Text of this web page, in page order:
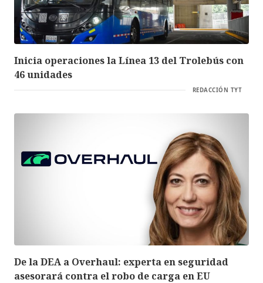
Inicia operaciones la Línea 13 del Trolebús con
46 unidades
REDACCIÓN TYT
De la DEA a Overhaul: experta en seguridad
asesorará contra el robo de carga en EU